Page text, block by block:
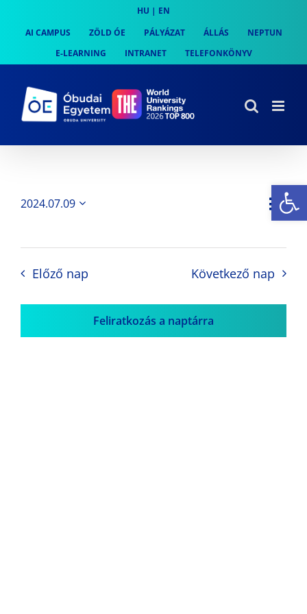
content
HU | EN
AI CAMPUS
ZÖLD ÓE PÁLYÁZAT ÁLLÁS
NEPTUN
E-LEARNING
INTRANET TELEFONKÖNYV
Nap
2024.07.09
Előző nap Következő nap
Feliratkozás a naptárra